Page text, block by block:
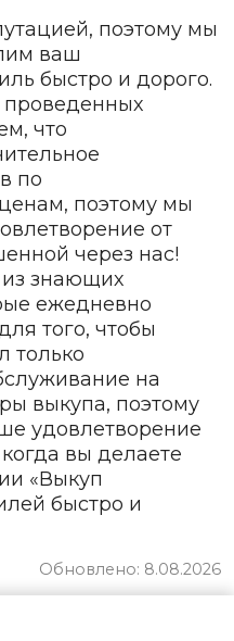
поэтому мы
ваш
быстро и дорого.
проведенных
что
по
поэтому мы
от
через нас!
знающих
ежедневно
того, чтобы
только
на
выкупа, поэтому
удовлетворение
вы делаете
«Выкуп
быстро и
Обновлено: 8.08.2026